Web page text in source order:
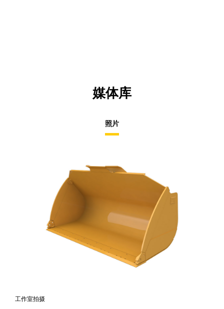
媒体库
照片
工作室拍摄